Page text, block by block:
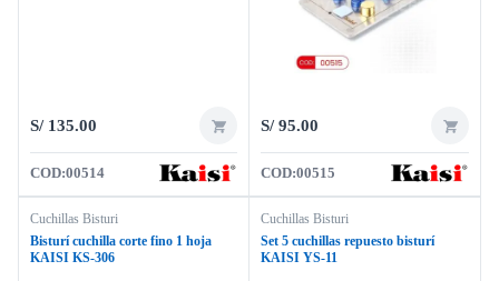
S/135.00
COD:00514
S/95.00
COD:00515
Cuchillas Bisturi
Bisturí cuchilla corte fino 1 hoja
KAISI KS-306
Cuchillas Bisturi
Set 5 cuchillas repuesto bisturí
KAISI YS-11